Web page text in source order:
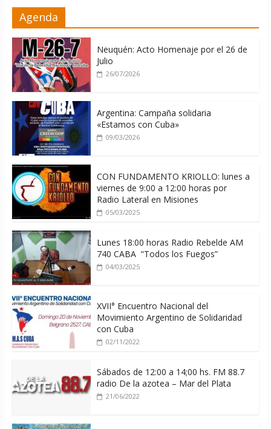
con Rusia y China
Agenda
Neuquén: Acto Homenaje por el 26 de
Julio
26/07/2026
Argentina: Campaña solidaria
«Estamos con Cuba»
09/03/2026
CON FUNDAMENTO KRIOLLO: lunes a
viernes de 9:00 a 12:00 horas por
Radio Lateral en Misiones
05/03/2025
Lunes 18:00 horas Radio Rebelde AM
740 CABA “Todos los Fuegos”
04/03/2025
XVII° Encuentro Nacional del
Movimiento Argentino de Solidaridad
con Cuba
02/11/2022
Sábados de 12:00 a 14;00 hs. FM 88.7
radio De la azotea – Mar del Plata
21/06/2022